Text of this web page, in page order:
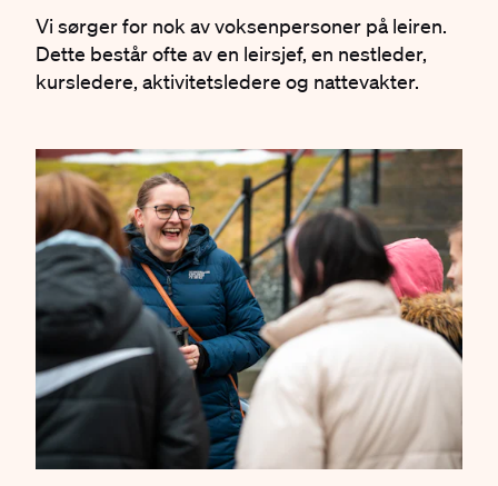
Vi sørger for nok av voksenpersoner på leiren.
Dette består ofte av en leirsjef, en nestleder,
kursledere, aktivitetsledere og nattevakter.